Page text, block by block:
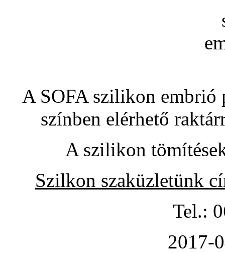
A SOFA szilikon embrió
színben elérhető
A szilikon
Szilkon szaküzletünk
Tel.:
2017-